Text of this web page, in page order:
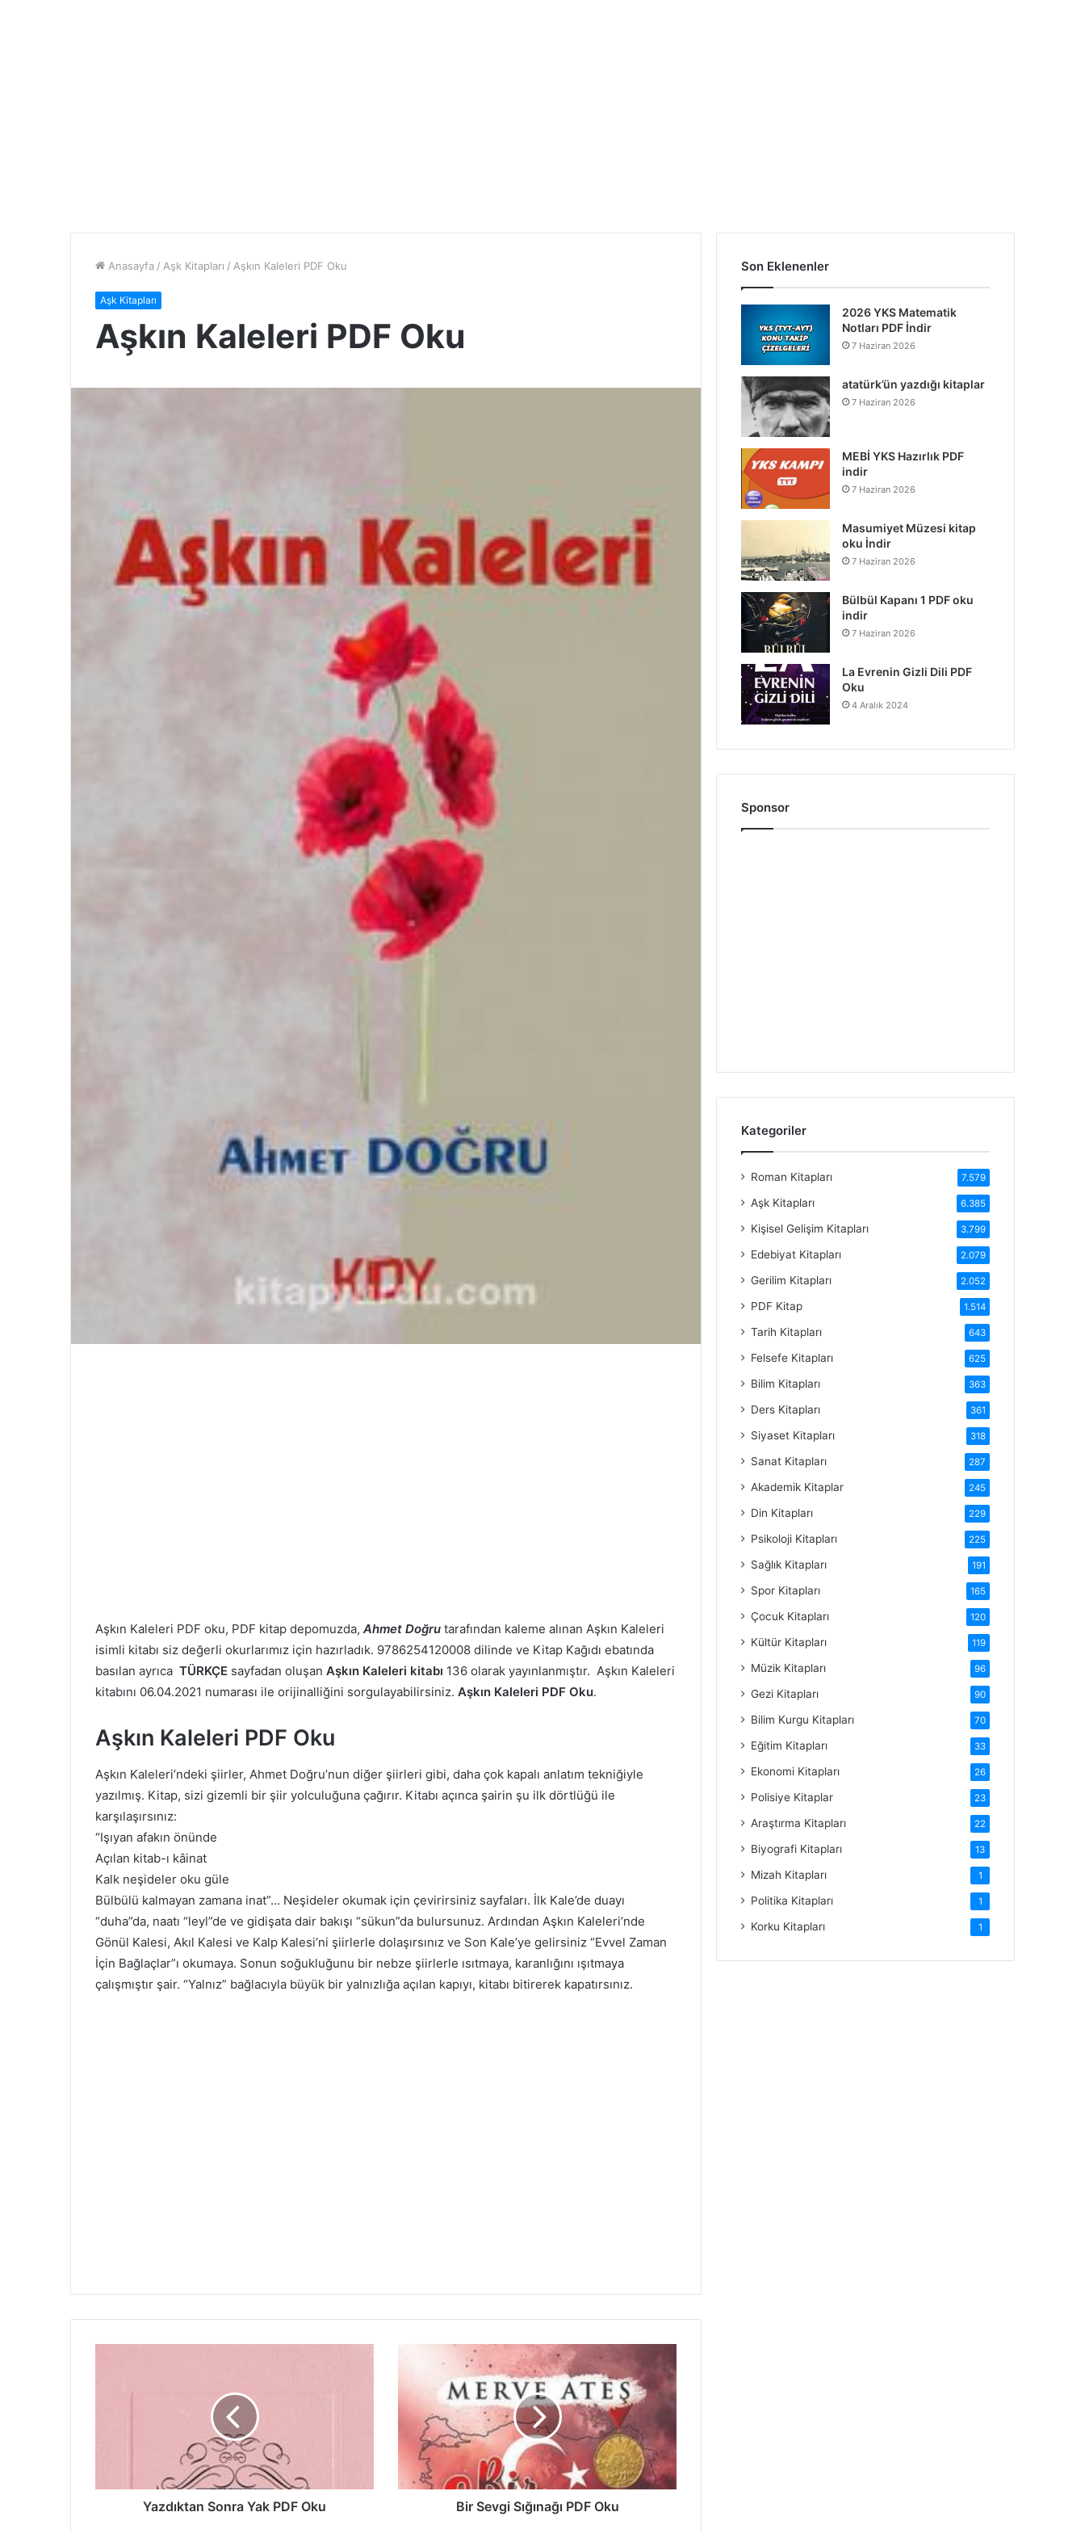
Anasayfa / Aşk Kitapları / Aşkın Kaleleri PDF Oku
Aşk Kitapları
Aşkın Kaleleri PDF Oku
Aşkın Kaleleri PDF oku, PDF kitap depomuzda, Ahmet Doğru tarafından kaleme alınan Aşkın Kaleleri
isimli kitabı siz değerli okurlarımız için hazırladık. 9786254120008 dilinde ve Kitap Kağıdı ebatında
basılan ayrıca TÜRKÇE sayfadan oluşan Aşkın Kaleleri kitabı 136 olarak yayınlanmıştır. Aşkın Kaleleri
kitabını 06.04.2021 numarası ile orijinalliğini sorgulayabilirsiniz. Aşkın Kaleleri PDF Oku.
Aşkın Kaleleri PDF Oku
Aşkın Kaleleri’ndeki şiirler, Ahmet Doğru’nun diğer şiirleri gibi, daha çok kapalı anlatım tekniğiyle
yazılmış. Kitap, sizi gizemli bir şiir yolculuğuna çağırır. Kitabı açınca şairin şu ilk dörtlüğü ile
karşılaşırsınız:
“Işıyan afakın önünde
Açılan kitab-ı kâinat
Kalk neşideler oku güle
Bülbülü kalmayan zamana inat”… Neşideler okumak için çevirirsiniz sayfaları. İlk Kale’de duayı
“duha”da, naatı “leyl”de ve gidişata dair bakışı “sükun”da bulursunuz. Ardından Aşkın Kaleleri’nde
Gönül Kalesi, Akıl Kalesi ve Kalp Kalesi’ni şiirlerle dolaşırsınız ve Son Kale’ye gelirsiniz “Evvel Zaman
İçin Bağlaçlar”ı okumaya. Sonun soğukluğunu bir nebze şiirlerle ısıtmaya, karanlığını ışıtmaya
çalışmıştır şair. “Yalnız” bağlacıyla büyük bir yalnızlığa açılan kapıyı, kitabı bitirerek kapatırsınız.
Yazdıktan Sonra Yak PDF Oku Bir Sevgi Sığınağı PDF Oku
Son Eklenenler
2026 YKS Matematik
Notları PDF İndir
7 Haziran 2026
atatürk’ün yazdığı kitaplar
7 Haziran 2026
MEBİ YKS Hazırlık PDF
indir
7 Haziran 2026
Masumiyet Müzesi kitap
oku İndir
7 Haziran 2026
Bülbül Kapanı 1 PDF oku
indir
7 Haziran 2026
La Evrenin Gizli Dili PDF
Oku
4 Aralık 2024
Sponsor
Kategoriler
Roman Kitapları 7.579
Aşk Kitapları 6.385
Kişisel Gelişim Kitapları 3.799
Edebiyat Kitapları 2.079
Gerilim Kitapları 2.052
PDF Kitap 1.514
Tarih Kitapları 643
Felsefe Kitapları 625
Bilim Kitapları 363
Ders Kitapları 361
Siyaset Kitapları 318
Sanat Kitapları 287
Akademik Kitaplar 245
Din Kitapları 229
Psikoloji Kitapları 225
Sağlık Kitapları 191
Spor Kitapları 165
Çocuk Kitapları 120
Kültür Kitapları 119
Müzik Kitapları 96
Gezi Kitapları 90
Bilim Kurgu Kitapları 70
Eğitim Kitapları 33
Ekonomi Kitapları 26
Polisiye Kitaplar 23
Araştırma Kitapları 22
Biyografi Kitapları 13
Mizah Kitapları 1
Politika Kitapları 1
Korku Kitapları 1